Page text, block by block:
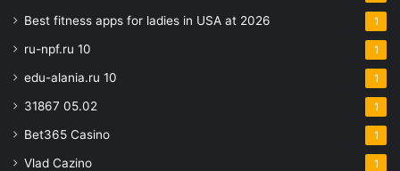
Best fitness apps for ladies in USA at 2026 1
ru-npf.ru 10 1
edu-alania.ru 10 1
31867 05.02 1
Bet365 Casino 1
Vlad Cazino 1